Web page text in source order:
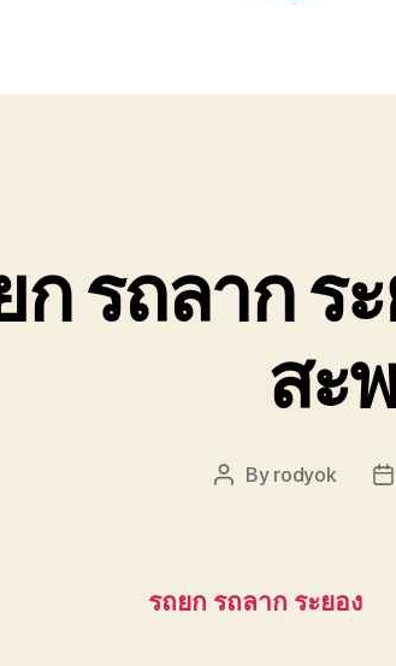
ก รถลาก ร
สะ
Post
By rodyok
รถยก รถลาก ระยอง